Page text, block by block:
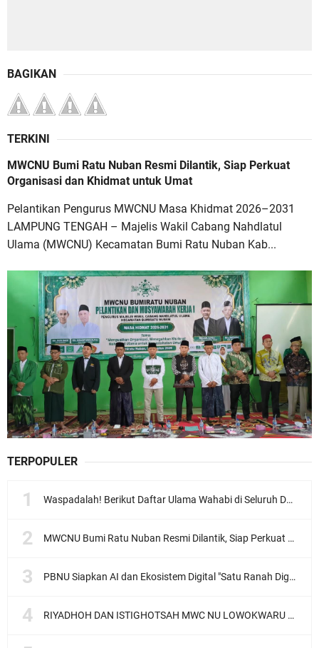
BAGIKAN
TERKINI
MWCNU Bumi Ratu Nuban Resmi Dilantik, Siap Perkuat
Organisasi dan Khidmat untuk Umat
Pelantikan Pengurus MWCNU Masa Khidmat 2026–2031
LAMPUNG TENGAH – Majelis Wakil Cabang Nahdlatul
Ulama (MWCNU) Kecamatan Bumi Ratu Nuban Kab...
TERPOPULER
Waspadalah! Berikut Daftar Ulama Wahabi di Seluruh Dunia dan Karya-karyanya
MWCNU Bumi Ratu Nuban Resmi Dilantik, Siap Perkuat Organisasi dan Khidmat untuk Umat
PBNU Siapkan AI dan Ekosistem Digital "Satu Ranah Digital untuk Ulama", Siap Diluncurkan dalam Waktu Dekat!
RIYADHOH DAN ISTIGHOTSAH MWC NU LOWOKWARU Menyambut Muktamar NU ke-35, Meneguhkan Sanad Laku Para Muassis